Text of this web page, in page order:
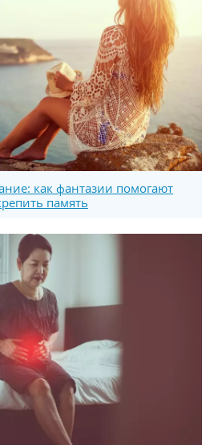
как фантазии помогают
память